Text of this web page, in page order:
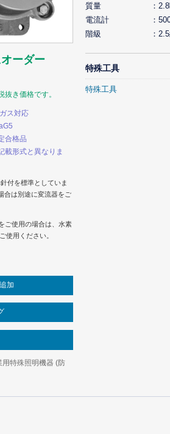
ーダー
き価格です。
ス対応
合格品
載形式と異なりま
付を標準としていま
合は別途に変流器をご
ご使用の場合は、水素
使用ください。
加
用特殊照明機器 (防
質量
電流計
階級
特殊工具
特殊工具